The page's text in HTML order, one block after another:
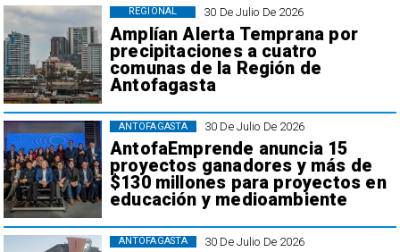
30 De Julio De 2026
Amplían Alerta Temprana por
precipitaciones a cuatro
comunas de la Región de
Antofagasta
REGIONAL
30 De Julio De 2026
AntofaEmprende anuncia 15
proyectos ganadores y más de
$130 millones para proyectos en
educación y medioambiente
ANTOFAGASTA
30 De Julio De 2026
ANTOFAGASTA